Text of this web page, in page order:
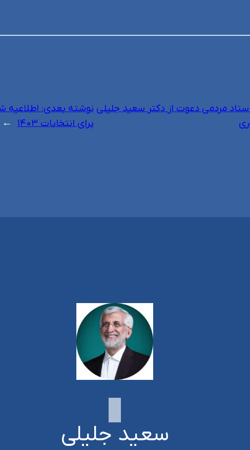
مردمی دعوت از دکتر سعید جلیلی نوشته بعدی:اطلاعیه
برای انتخابات ۱۴۰۳
→
سعید جلیلی